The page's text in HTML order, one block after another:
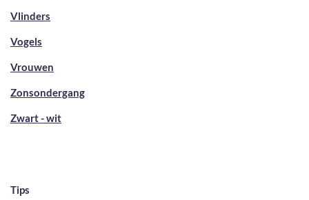
Vlinders
Vogels
Vrouwen
Zonsondergang
Zwart - wit
Tips